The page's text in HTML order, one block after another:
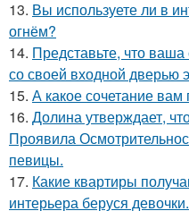
13. Вы используете ли в
огнём?
14. Представьте, что
со своей входной дверью
15. А какое сочетание вам
16. Долина утверждает,
Проявила
певицы.
17. Какие квартиры
интерьера беруся девочки.